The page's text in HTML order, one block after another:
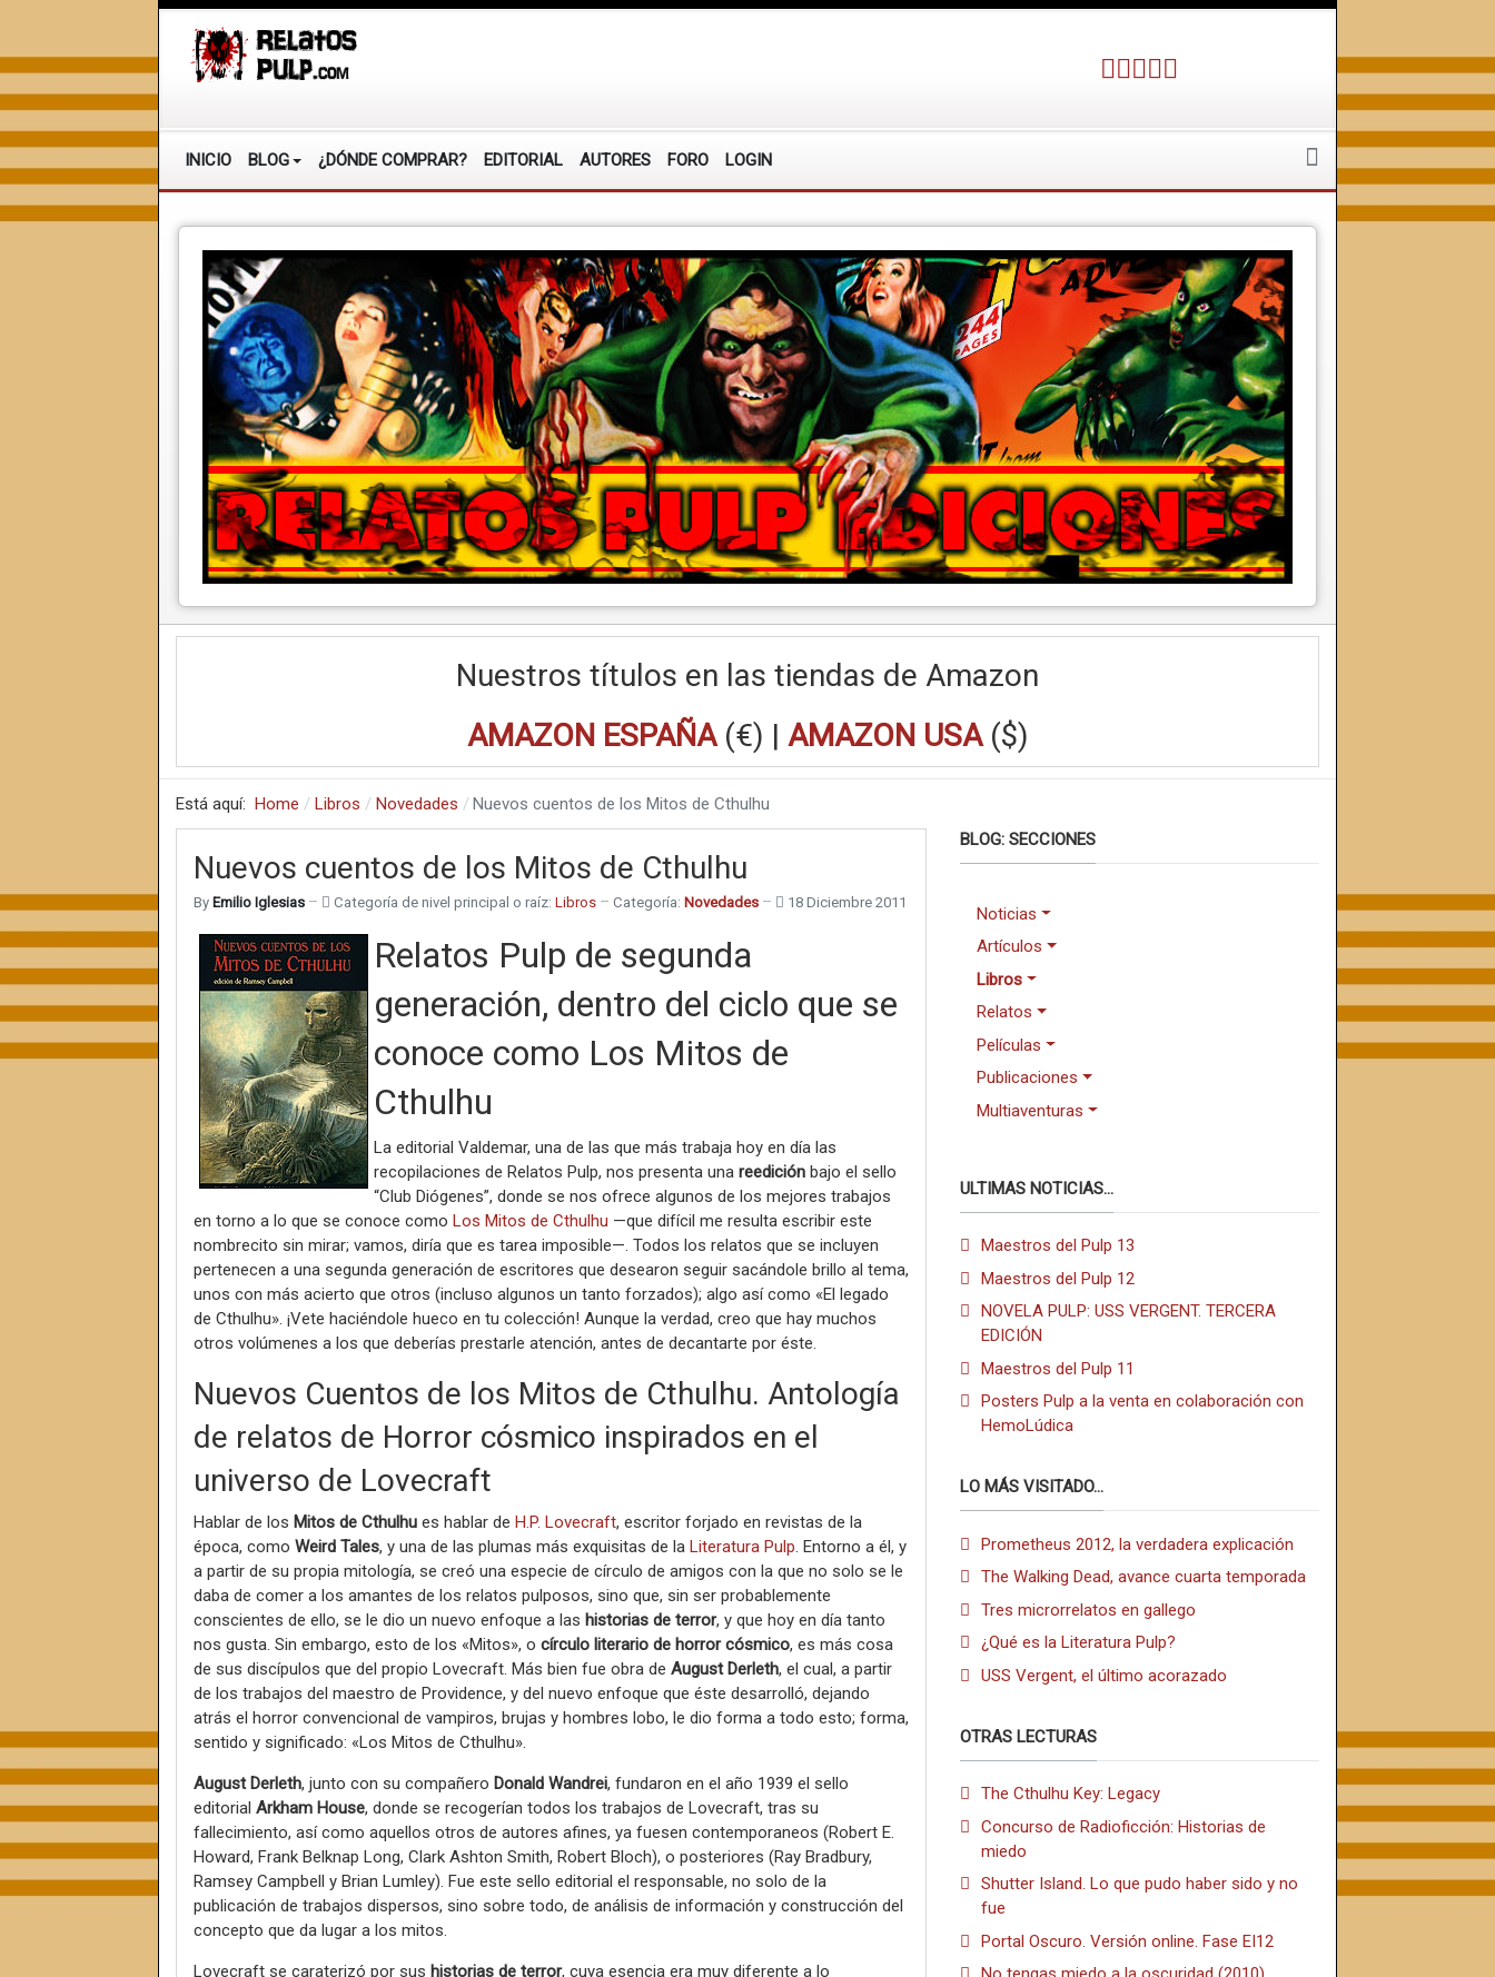
INICIO BLOG ¿DÓNDE COMPRAR? EDITORIAL AUTORES FORO LOGIN
Nuestros títulos en las tiendas de Amazon
AMAZON ESPAÑA(€) | AMAZON USA($)
Está aquí: Home Libros Novedades Nuevos cuentos de los Mitos de Cthulhu
Nuevos cuentos de los Mitos de Cthulhu
By Emilio Iglesias Categoría de nivel principal o raíz: Libros Categoría: Novedades 18 Diciembre 2011
Relatos Pulp de segunda
generación, dentro del ciclo que se
conoce como Los Mitos de
Cthulhu
La editorial Valdemar, una de las que más trabaja hoy en día las
recopilaciones de Relatos Pulp, nos presenta una reedición bajo el sello
“Club Diógenes”, donde se nos ofrece algunos de los mejores trabajos
en torno a lo que se conoce como Los Mitos de Cthulhu —que difícil me resulta escribir este
nombrecito sin mirar; vamos, diría que es tarea imposible—. Todos los relatos que se incluyen
pertenecen a una segunda generación de escritores que desearon seguir sacándole brillo al tema,
unos con más acierto que otros (incluso algunos un tanto forzados); algo así como «El legado
de Cthulhu». ¡Vete haciéndole hueco en tu colección! Aunque la verdad, creo que hay muchos
otros volúmenes a los que deberías prestarle atención, antes de decantarte por éste.
Nuevos Cuentos de los Mitos de Cthulhu. Antología
de relatos de Horror cósmico inspirados en el
universo de Lovecraft
Hablar de los Mitos de Cthulhu es hablar de H.P. Lovecraft, escritor forjado en revistas de la
época, como Weird Tales, y una de las plumas más exquisitas de la Literatura Pulp. Entorno a él, y
a partir de su propia mitología, se creó una especie de círculo de amigos con la que no solo se le
daba de comer a los amantes de los relatos pulposos, sino que, sin ser probablemente
conscientes de ello, se le dio un nuevo enfoque a las historias de terror, y que hoy en día tanto
nos gusta. Sin embargo, esto de los «Mitos», o círculo literario de horror cósmico, es más cosa
de sus discípulos que del propio Lovecraft. Más bien fue obra de August Derleth, el cual, a partir
de los trabajos del maestro de Providence, y del nuevo enfoque que éste desarrolló, dejando
atrás el horror convencional de vampiros, brujas y hombres lobo, le dio forma a todo esto; forma,
sentido y significado: «Los Mitos de Cthulhu».
August Derleth, junto con su compañero Donald Wandrei, fundaron en el año 1939 el sello
editorial Arkham House, donde se recogerían todos los trabajos de Lovecraft, tras su
fallecimiento, así como aquellos otros de autores afines, ya fuesen contemporaneos (Robert E.
Howard, Frank Belknap Long, Clark Ashton Smith, Robert Bloch), o posteriores (Ray Bradbury,
Ramsey Campbell y Brian Lumley). Fue este sello editorial el responsable, no solo de la
publicación de trabajos dispersos, sino sobre todo, de análisis de información y construcción del
concepto que da lugar a los mitos.
Lovecraft se caraterizó por sus historias de terror, cuya esencia era muy diferente a lo
BLOG: SECCIONES
Noticias
Artículos
Libros
Relatos
Películas
Publicaciones
Multiaventuras
ULTIMAS NOTICIAS...
Maestros del Pulp 13
Maestros del Pulp 12
NOVELA PULP: USS VERGENT. TERCERA
EDICIÓN
Maestros del Pulp 11
Posters Pulp a la venta en colaboración con
HemoLúdica
LO MÁS VISITADO...
Prometheus 2012, la verdadera explicación
The Walking Dead, avance cuarta temporada
Tres microrrelatos en gallego
¿Qué es la Literatura Pulp?
USS Vergent, el último acorazado
OTRAS LECTURAS
The Cthulhu Key: Legacy
Concurso de Radioficción: Historias de
miedo
Shutter Island. Lo que pudo haber sido y no
fue
Portal Oscuro. Versión online. Fase EI12